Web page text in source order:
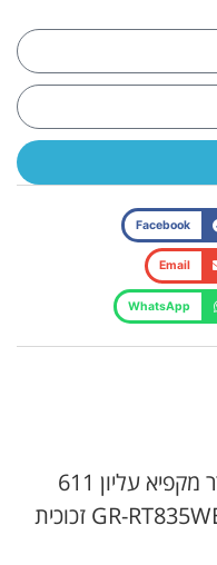
Facebook
Email
WhatsApp
היה הראשון לכתוב סקירה “מקרר מקפיא עליון 611
ליטר Toshiba דגם GR-RT835WE-PGL(XK) זכוכית